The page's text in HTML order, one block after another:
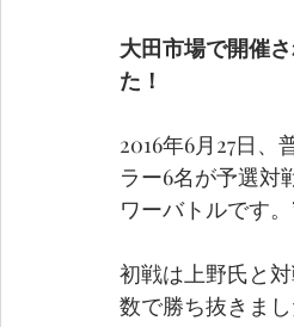
大田市場で開催
た！
2016年6月27日
ラー6名が予選対
ワーバトルです
初戦は上野氏と
数で勝ち抜きま